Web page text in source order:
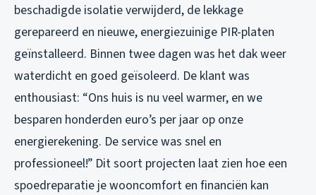
beschadigde isolatie verwijderd, de lekkage
gerepareerd en nieuwe, energiezuinige PIR-platen
geïnstalleerd. Binnen twee dagen was het dak weer
waterdicht en goed geïsoleerd. De klant was
enthousiast: “Ons huis is nu veel warmer, en we
besparen honderden euro’s per jaar op onze
energierekening. De service was snel en
professioneel!” Dit soort projecten laat zien hoe een
spoedreparatie je wooncomfort en financiën kan